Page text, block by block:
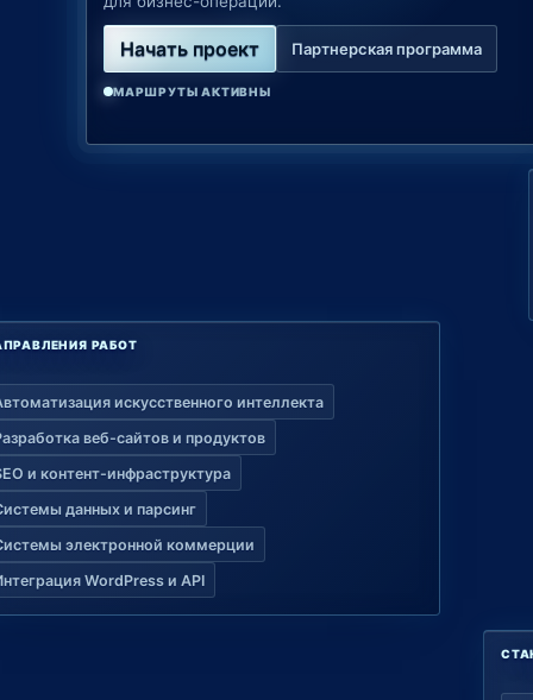
Начать проект Партнерская программа
МАРШРУТЫ АКТИВНЫ
РАБОТ
искусственного интеллекта
веб-сайтов и продуктов
и контент-инфраструктура
данных и парсинг
электронной коммерции
WordPress и API